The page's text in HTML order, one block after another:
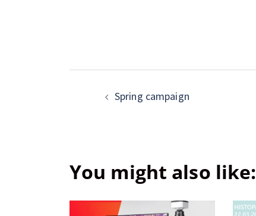
Spring campaign
You might also like: